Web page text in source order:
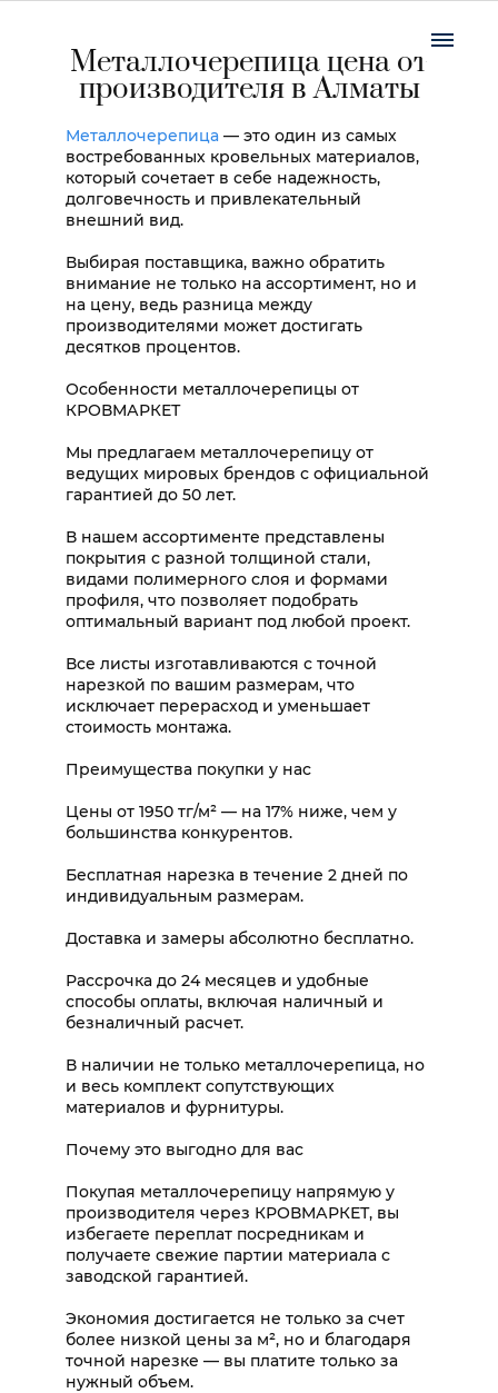
Металлочерепица цена от
производителя в Алматы
Металлочерепица — это один из самых
востребованных кровельных материалов,
который сочетает в себе надежность,
долговечность и привлекательный
внешний вид.
Выбирая поставщика, важно обратить
внимание не только на ассортимент, но и
на цену, ведь разница между
производителями может достигать
десятков процентов.
Особенности металлочерепицы от
КРОВМАРКЕТ
Мы предлагаем металлочерепицу от
ведущих мировых брендов с официальной
гарантией до 50 лет.
В нашем ассортименте представлены
покрытия с разной толщиной стали,
видами полимерного слоя и формами
профиля, что позволяет подобрать
оптимальный вариант под любой проект.
Все листы изготавливаются с точной
нарезкой по вашим размерам, что
исключает перерасход и уменьшает
стоимость монтажа.
Преимущества покупки у нас
Цены от 1950 тг/м² — на 17% ниже, чем у
большинства конкурентов.
Бесплатная нарезка в течение 2 дней по
индивидуальным размерам.
Доставка и замеры абсолютно бесплатно.
Рассрочка до 24 месяцев и удобные
способы оплаты, включая наличный и
безналичный расчет.
В наличии не только металлочерепица, но
и весь комплект сопутствующих
материалов и фурнитуры.
Почему это выгодно для вас
Покупая металлочерепицу напрямую у
производителя через КРОВМАРКЕТ, вы
избегаете переплат посредникам и
получаете свежие партии материала с
заводской гарантией.
Экономия достигается не только за счет
более низкой цены за м², но и благодаря
точной нарезке — вы платите только за
нужный объем.